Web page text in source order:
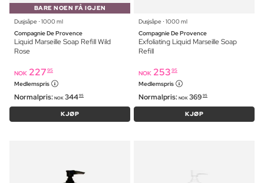
BARE NOEN FÅ IGJEN
Dusjsåpe ⋅ 1000 ml
Compagnie De Provence
Liquid Marseille Soap Refill Wild
Rose
NOK 227 95
Medlemspris
Normalpris: NOK 34495
KJØP
Dusjsåpe ⋅ 1000 ml
Compagnie De Provence
Exfoliating Liquid Marseille Soap
Refill
NOK 253 95
Medlemspris
Normalpris: NOK 369 95
KJØP